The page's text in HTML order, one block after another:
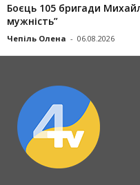
Боєць 105 бригади
мужність”
Чепіль Олена - 06.08.2026